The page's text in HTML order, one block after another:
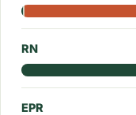
RN
EPR